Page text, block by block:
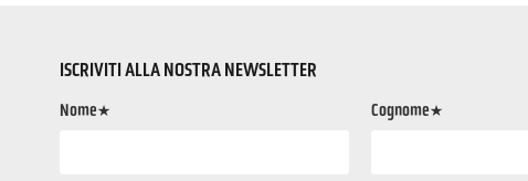
ISCRIVITI ALLA NOSTRA NEWSLETTER
Nome* Cognome*